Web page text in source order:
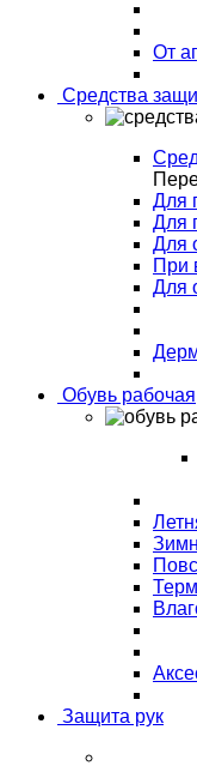
От
Средства
Для
Для
Для
При
Для
Обувь рабочая
Защита рук